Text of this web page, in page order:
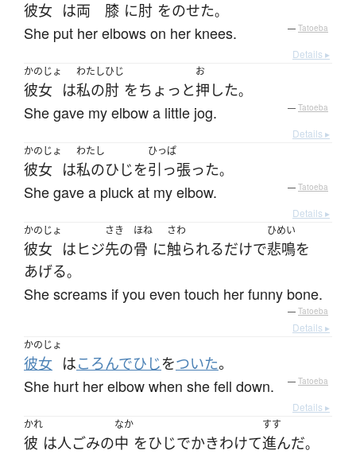
彼女 は両 膝 に肘 をのせた。
She put her elbows on her knees. — Tatoeba
Details ▸
かのじょ
彼女 は
わたし
私の
ひじ
肘 をちょっと
お
押した。
She gave my elbow a little jog. — Tatoeba
Details ▸
かのじょ
彼女 は
わたし
私のひじを
ひっぱ
引っ張った。
She gave a pluck at my elbow. — Tatoeba
Details ▸
かのじょ
彼女 は ヒジ
さき
先の
ほね
骨 に
さわ
触られるだけで
ひめい
悲鳴を
あげる。
She screams if you even touch her funny bone.
— Tatoeba
Details ▸
かのじょ
彼女 はころんでひじをついた。
She hurt her elbow when she fell down. — Tatoeba
Details ▸
かれ
彼 は人ごみの
なか
中 をひじでかきわけて
すす
進んだ。